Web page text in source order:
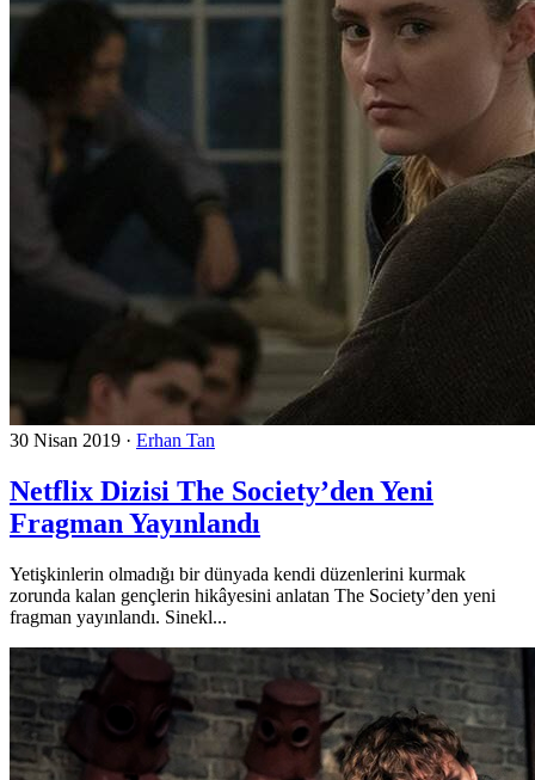
30 Nisan 2019 · Erhan Tan
Netflix Dizisi The Society’den Yeni
Fragman Yayınlandı
Yetişkinlerin olmadığı bir dünyada kendi düzenlerini kurmak
zorunda kalan gençlerin hikâyesini anlatan The Society’den yeni
fragman yayınlandı. Sinekl...